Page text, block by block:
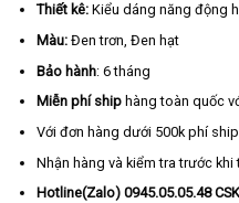
Thiết kê:Kiểu dáng năng động
Màu:Đen trơn, Đen hạt
Bảo hành: 6 tháng
Miễn phí shiphàng toàn quốc
Với đơn hàng dưới 500k phí
Nhận hàng và kiểm tra trước khi
Hotline(Zalo) 0945.05.05.48